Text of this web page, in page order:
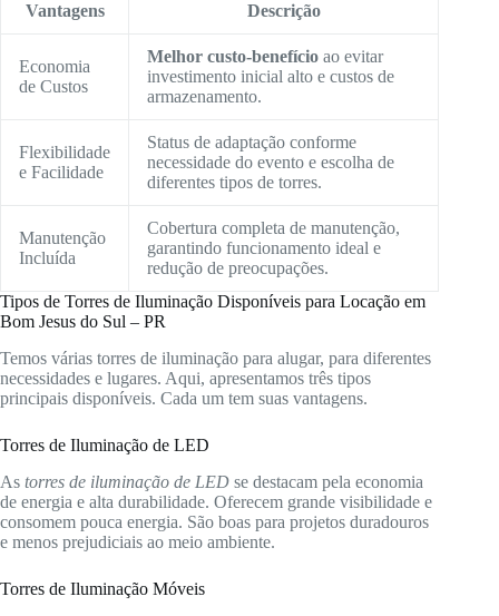
Vantagens Descrição
Economia
de Custos
Melhor custo-benefício ao evitar
investimento inicial alto e custos de
armazenamento.
Flexibilidade
e Facilidade
Status de adaptação conforme
necessidade do evento e escolha de
diferentes tipos de torres.
Manutenção
Incluída
Cobertura completa de manutenção,
garantindo funcionamento ideal e
redução de preocupações.
Tipos de Torres de Iluminação Disponíveis para Locação em
Bom Jesus do Sul – PR
Temos várias torres de iluminação para alugar, para diferentes
necessidades e lugares. Aqui, apresentamos três tipos
principais disponíveis. Cada um tem suas vantagens.
Torres de Iluminação de LED
As torres de iluminação de LED se destacam pela economia
de energia e alta durabilidade. Oferecem grande visibilidade e
consomem pouca energia. São boas para projetos duradouros
e menos prejudiciais ao meio ambiente.
Torres de Iluminação Móveis